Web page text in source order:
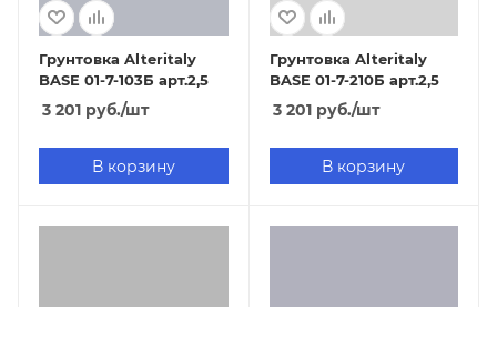
Грунтовка Alteritaly
BASE 01-7-103Б арт.2,5
3 201 руб./шт
В корзину
Грунтовка Alteritaly
BASE 01-7-210Б арт.2,5
3 201руб./шт
В корзину